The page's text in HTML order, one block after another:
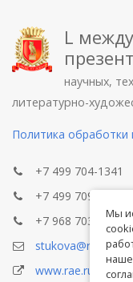
L
научных,
литературно-
Политика обработки
+7 499 704-1341
+7 499 709-8104
+7 968 703-8433
stukova@rae.ru
www.rae.ru
Мы